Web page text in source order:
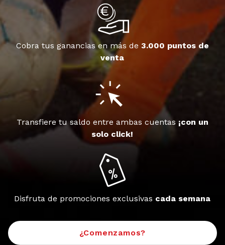
Cobra tus ganancias en más de 3.000 puntos de
venta
Transfiere tu saldo entre ambas cuentas ¡con un
solo click!
Disfruta de promociones exclusivas cada semana
¿Comenzamos?